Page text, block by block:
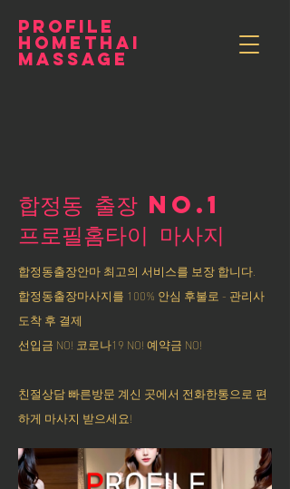
PROFILE
HOMETHAI
MASSAGE
합정동 출장 NO.1
​프로필홈타이 마사지
합정동출장안마 최고의 서비스를 보장 합니다.
합정동출장마사지를 100% 안심 후불로 - 관리사
도착 후 결제
선입금 NO! 코로나19 NO! 예약금 NO!
친절상담 빠른방문 계신 곳에서 전화한통으로 편
하게 마사지 받으세요!